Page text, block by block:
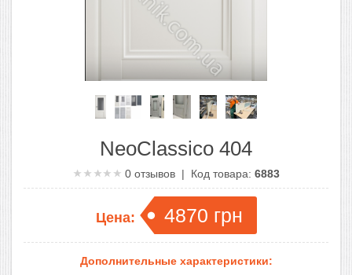
NeoClassico 404
0отзывов | Код товара: 6883
Цена: 4870 грн
Дополнительные характеристики: